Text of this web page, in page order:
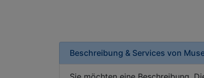
Beschreibung & Services von